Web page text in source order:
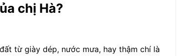
chị Hà?
từ giày dép, nước mưa, hay thậm chí là